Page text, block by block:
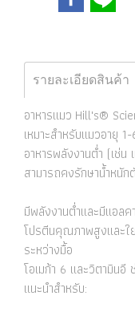
รายละเอียดสินค้า
อาหารแมว Hill's®
เหมาะสำหรับแมวอายุ
อาหารพลังงานต่ำ (เช่น
สามารถคงรักษาน้ำหนั
มีพลังงานต่ำและมีแอลค
โปรตีนคุณภาพสูงและใ
ระหว่างมื้อ
โอเมก้า 6 และวิตามิน
แนะนำสำหรับ: